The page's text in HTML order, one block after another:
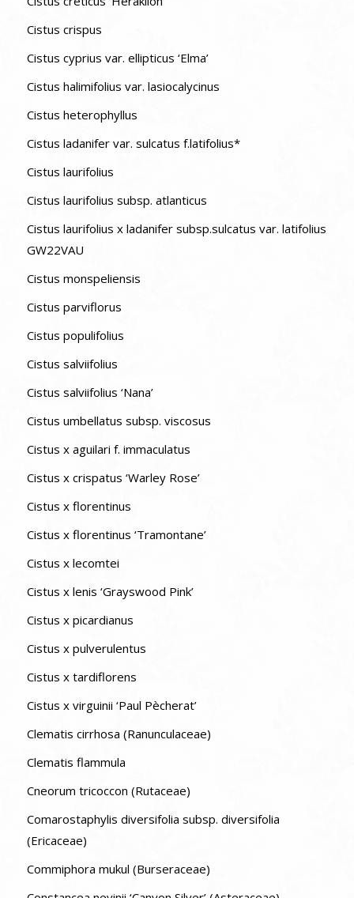
Cistus crispus
Cistus cyprius var. ellipticus ‘Elma’
Cistus halimifolius var. lasiocalycinus
Cistus heterophyllus
Cistus ladanifer var. sulcatus f.latifolius*
Cistus laurifolius
Cistus laurifolius subsp. atlanticus
Cistus laurifolius x ladanifer subsp.sulcatus var. latifolius
GW22VAU
Cistus monspeliensis
Cistus parviflorus
Cistus populifolius
Cistus salviifolius
Cistus salviifolius ‘Nana’
Cistus umbellatus subsp. viscosus
Cistus x aguilari f. immaculatus
Cistus x crispatus ‘Warley Rose’
Cistus x florentinus
Cistus x florentinus ‘Tramontane’
Cistus x lecomtei
Cistus x lenis ‘Grayswood Pink’
Cistus x picardianus
Cistus x pulverulentus
Cistus x tardiflorens
Cistus x virguinii ‘Paul Pècherat’
Clematis cirrhosa (Ranunculaceae)
Clematis flammula
Cneorum tricoccon (Rutaceae)
Comarostaphylis diversifolia subsp. diversifolia
(Ericaceae)
Commiphora mukul (Burseraceae)